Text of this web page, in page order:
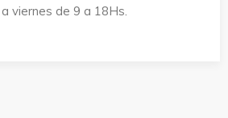
viernes de 9 a 18Hs.